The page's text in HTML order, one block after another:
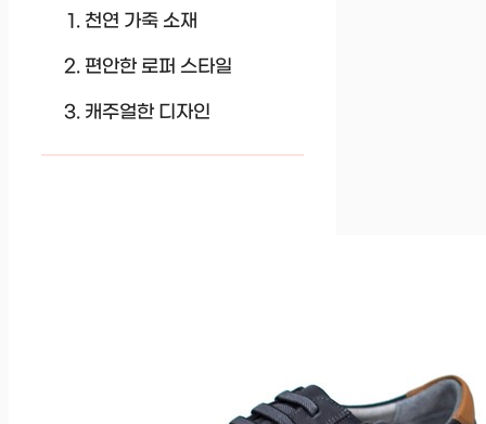
천연 가죽 소재
편안한 로퍼 스타일
캐주얼한 디자인